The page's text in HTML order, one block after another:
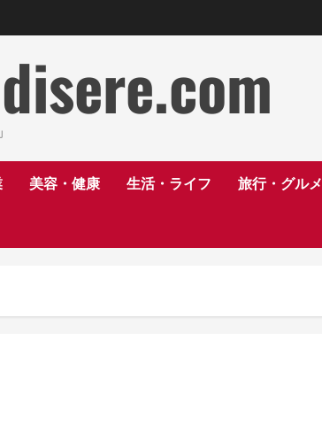
美容・健康 生活・ライフ 旅行・グルメ